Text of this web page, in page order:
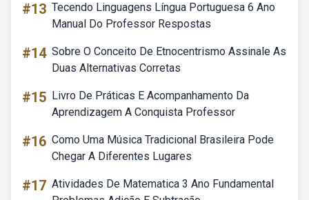
#13 Tecendo Linguagens Língua Portuguesa 6 Ano
Manual Do Professor Respostas
#14 Sobre O Conceito De Etnocentrismo Assinale As
Duas Alternativas Corretas
#15 Livro De Práticas E Acompanhamento Da
Aprendizagem A Conquista Professor
#16 Como Uma Música Tradicional Brasileira Pode
Chegar A Diferentes Lugares
#17 Atividades De Matematica 3 Ano Fundamental